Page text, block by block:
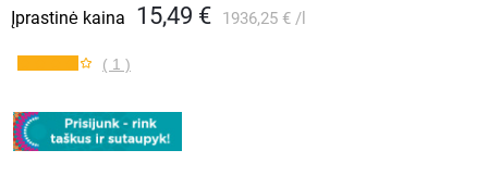
Įprastinė kaina 15,49 € 1936,25 €
( 1 )